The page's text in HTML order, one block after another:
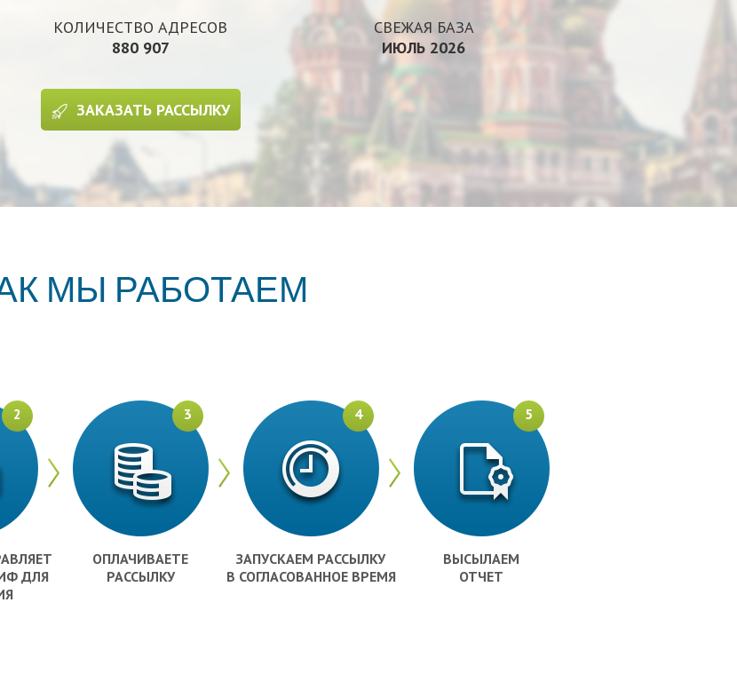
КОЛИЧЕСТВО АДРЕСОВ
880 907
СВЕЖАЯ БАЗА
ИЮЛЬ 2026
ЗАКАЗАТЬ РАССЫЛКУ
МЫ РАБОТАЕМ
2
ДЛЯ
3
ОПЛАЧИВАЕТЕ
РАССЫЛКУ
4
ЗАПУСКАЕМ РАССЫЛКУ
В СОГЛАСОВАННОЕ ВРЕМЯ
5
ВЫСЫЛАЕМ
ОТЧЕТ